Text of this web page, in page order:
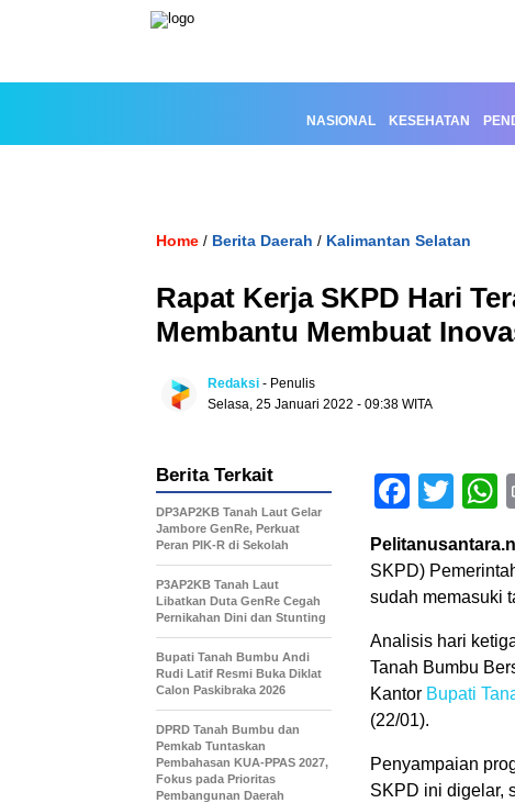
NASIONAL KESEHATAN
Home / Berita Daerah / Kalimantan Selatan
Rapat Kerja SKPD Hari
Membantu Membuat
Redaksi - Penulis
Selasa, 25 Januari 2022 - 09:38 WITA
SKPD)
sudah memasuki
Analisis hari
Tanah Bumbu
Kantor Bupati
(22/01).
Penyampaian
SKPD ini digelar,
Berita Terkait
DP3AP2KB Tanah Laut Gelar
Jambore GenRe, Perkuat
Peran PIK-R di Sekolah
P3AP2KB Tanah Laut
Libatkan Duta GenRe Cegah
Pernikahan Dini dan Stunting
Bupati Tanah Bumbu Andi
Rudi Latif Resmi Buka Diklat
Calon Paskibraka 2026
DPRD Tanah Bumbu dan
Pemkab Tuntaskan
Pembahasan KUA-PPAS 2027,
Fokus pada Prioritas
Pembangunan Daerah